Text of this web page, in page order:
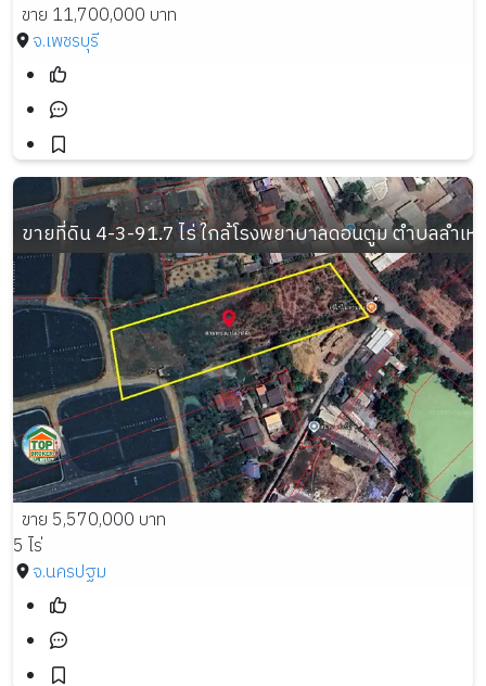
ขาย 11,700,000 บาท
จ.เพชรบุรี
ขายที่ดิน 4-3-91.7 ไร่ ใกล้โรงพยาบาลดอนตูม ตำบลลำเ
ขาย 5,570,000 บาท
5 ไร่
จ.นครปฐม